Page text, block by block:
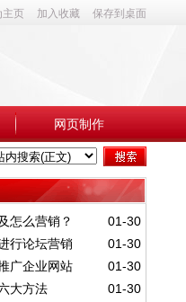
主页 加入收藏 保存到桌面
网页制作
01-30
怎么营销？
01-30
行论坛营销
01-30
广企业网站
01-30
大方法